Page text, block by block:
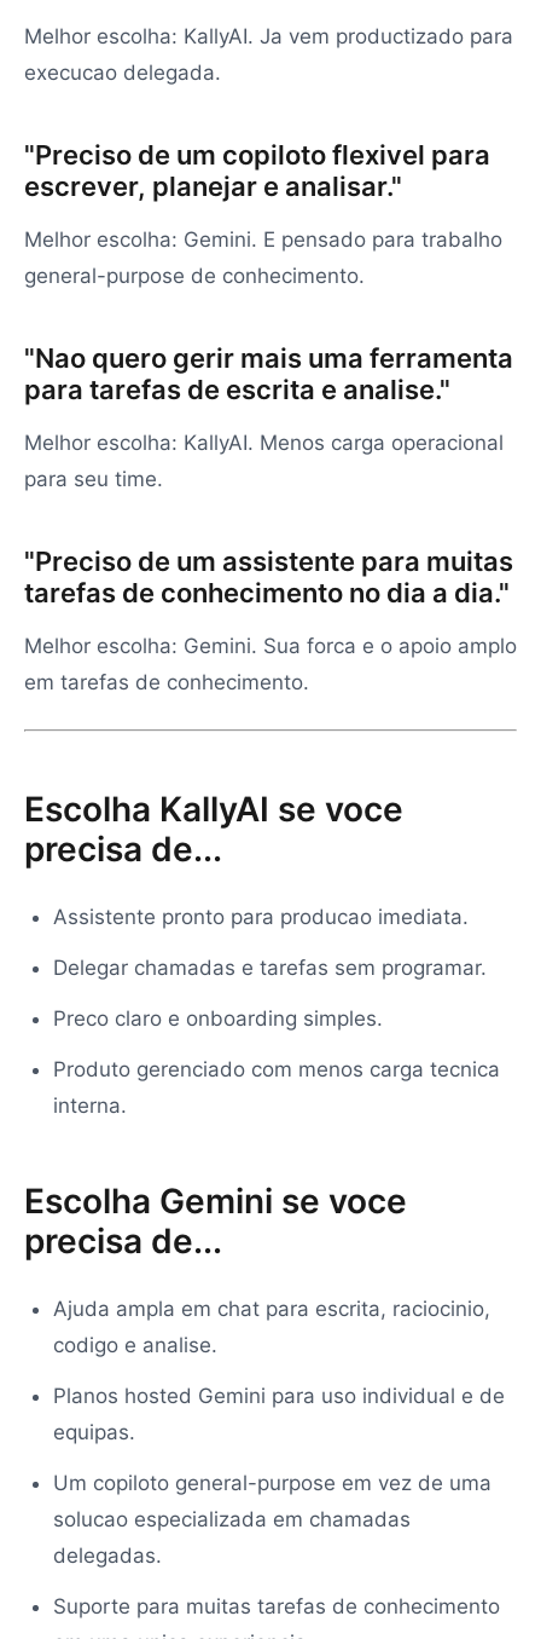
Melhor escolha: KallyAI. Ja vem productizado para
execucao delegada.
"Preciso de um copiloto flexivel para
escrever, planejar e analisar."
Melhor escolha: Gemini. E pensado para trabalho
general-purpose de conhecimento.
"Nao quero gerir mais uma ferramenta
para tarefas de escrita e analise."
Melhor escolha: KallyAI. Menos carga operacional
para seu time.
"Preciso de um assistente para muitas
tarefas de conhecimento no dia a dia."
Melhor escolha: Gemini. Sua forca e o apoio amplo
em tarefas de conhecimento.
Escolha KallyAI se voce
precisa de...
Assistente pronto para producao imediata.
Delegar chamadas e tarefas sem programar.
Preco claro e onboarding simples.
Produto gerenciado com menos carga tecnica
interna.
Escolha Gemini se voce
precisa de...
Ajuda ampla em chat para escrita, raciocinio,
codigo e analise.
Planos hosted Gemini para uso individual e de
equipas.
Um copiloto general-purpose em vez de uma
solucao especializada em chamadas
delegadas.
Suporte para muitas tarefas de conhecimento